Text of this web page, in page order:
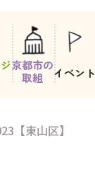
京都市の
取組
イベント
【東山区】